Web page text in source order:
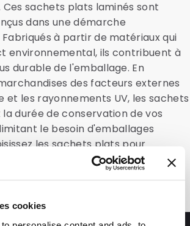
cookies
sachets plats laminés sont
dans une démarche
à partir de matériaux qui
environnemental, ils contribuent à
durable de l'emballage. En
des facteurs externes
et les rayonnements UV, les sachets
durée de conservation de vos
le besoin d'emballages
les sachets plats pour
d'emballage à la fois
et respectueuse de